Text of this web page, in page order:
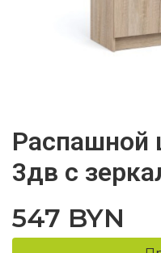
Распашной
3дв с
547 BYN